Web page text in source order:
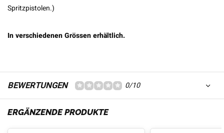
Spritzpistolen.)
In verschiedenen Grössen erhältlich.
BEWERTUNGEN 0/10
ERGÄNZENDE PRODUKTE